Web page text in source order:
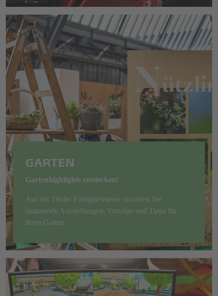
GARTEN
Gartenhighlights entdecken!
Auf der Tiroler Frühjahrsmesse erwarten Sie
spannende Ausstellungen, Vorträge und Tipps für
Ihren Garten